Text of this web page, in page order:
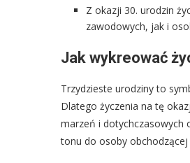
Z okazji 30. urodzin
zawodowych, jak i
Jak wykreować
Trzydzieste urodziny to
Dlatego życzenia na tę
marzeń i dotychczasowych
tonu do osoby obchodzącej